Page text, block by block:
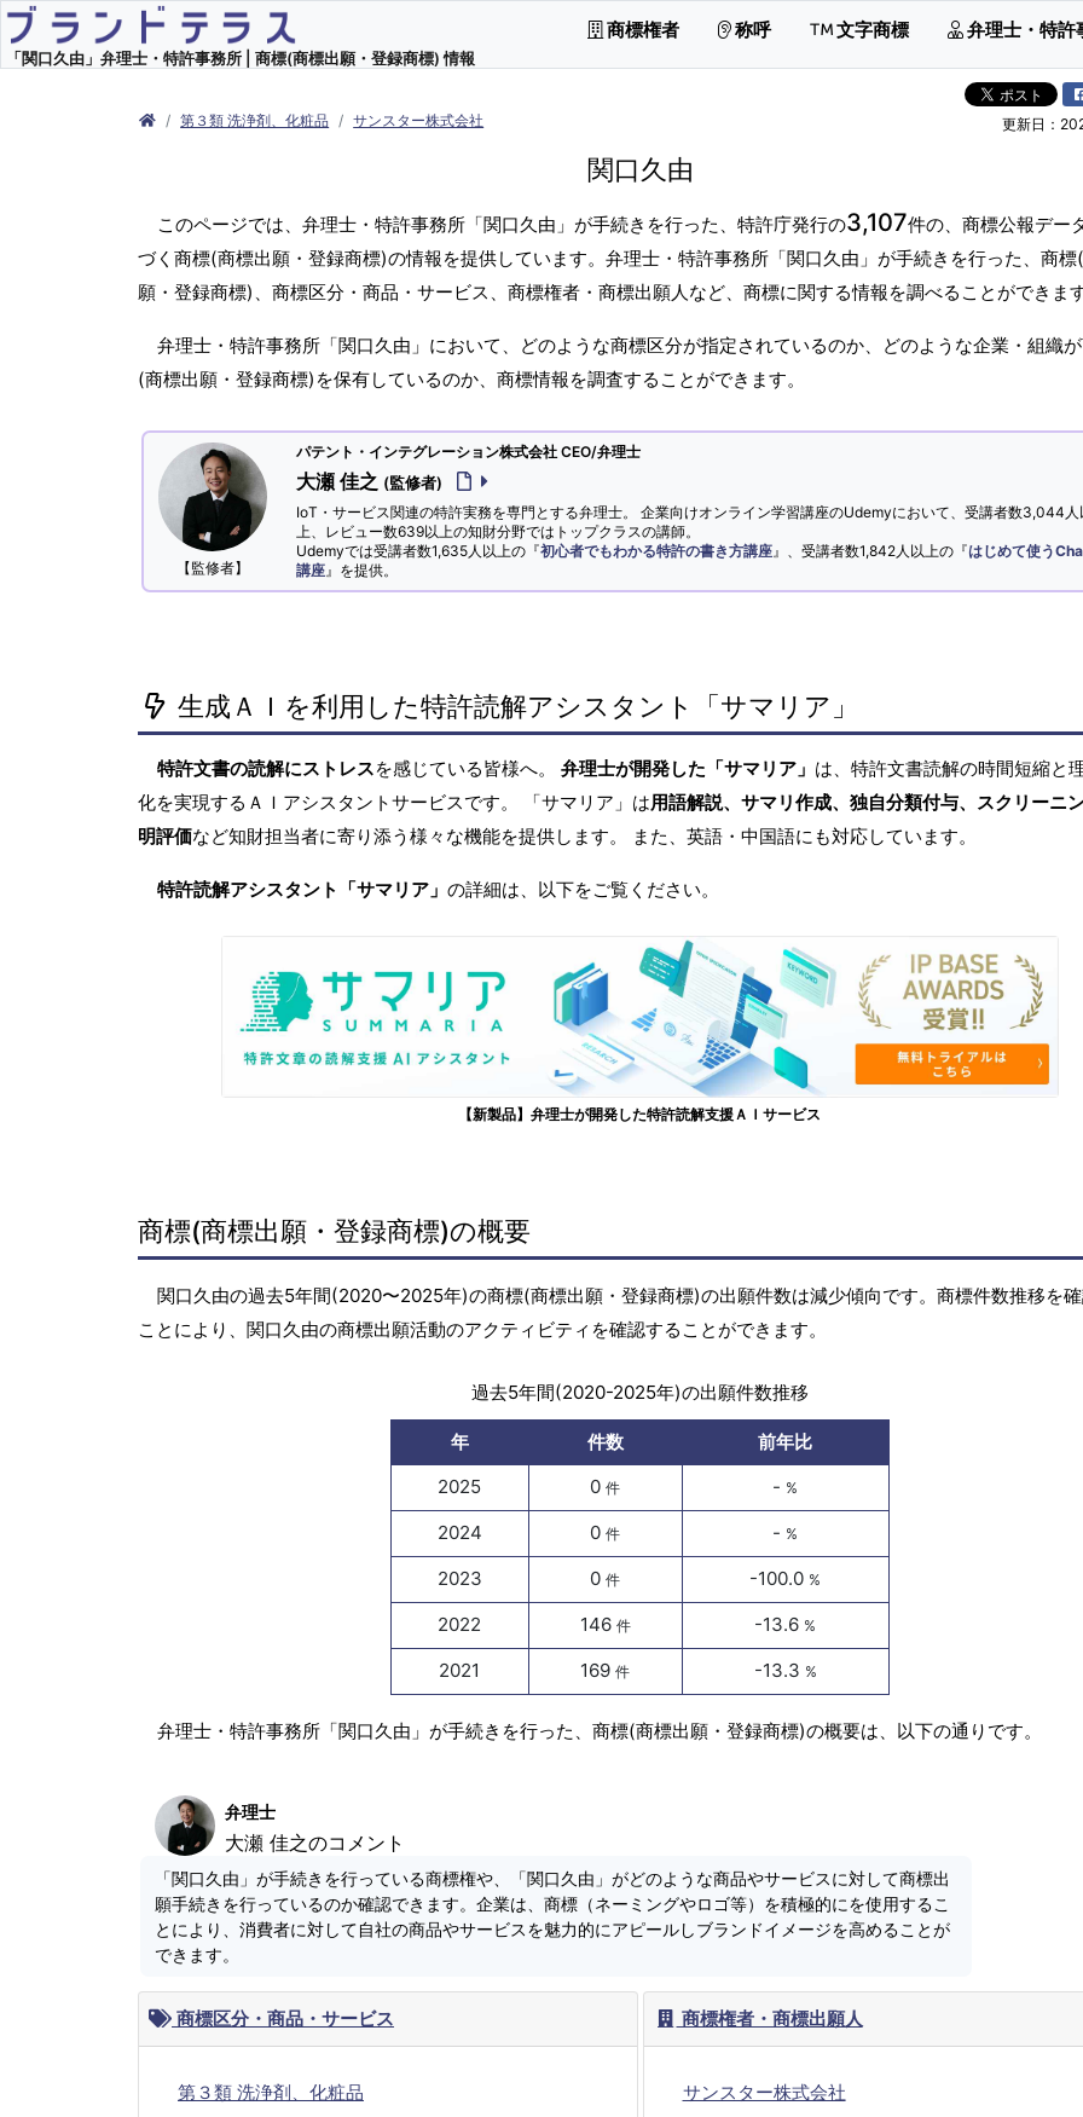
「関口久由」弁理士・特許事務所 | 商標(商標出願・登録商標) 情報
商標権者 称呼 文字商標 弁理士・特許
第３類 洗浄剤、化粧品 サンスター株式会社 更新日：
関口久由
このページでは、弁理士・特許事務所「関口久由」が手続きを行った、特許庁発行の3,107件の、商標公報デー
づく商標(商標出願・登録商標)の情報を提供しています。弁理士・特許事務所「関口久由」が手続きを行った、商標
願・登録商標)、商標区分・商品・サービス、商標権者・商標出願人など、商標に関する情報を調べることができま
弁理士・特許事務所「関口久由」において、どのような商標区分が指定されているのか、どのような企業・組織
(商標出願・登録商標)を保有しているのか、商標情報を調査することができます。
【監修者】
パテント・インテグレーション株式会社 CEO/弁理士
大瀬 佳之 (監修者)
IoT・サービス関連の特許実務を専門とする弁理士。 企業向けオンライン学習講座のUdemyにおいて、受講者数3,044人
上、レビュー数639以上の知財分野ではトップクラスの講師。
Udemyでは受講者数1,635人以上の『初心者でもわかる特許の書き方講座 』、受講者数1,842人以上の『はじめて使う
講座 』を提供。
生成ＡＩを利用した特許読解アシスタント「サマリア」
特許文書の読解にストレスを感じている皆様へ。 弁理士が開発した「サマリア」 は、特許文書読解の時間短縮と
化を実現するＡＩアシスタントサービスです。 「サマリア」は用語解説、サマリ作成、独自分類付与、スクリーニ
明評価など知財担当者に寄り添う様々な機能を提供します。 また、英語・中国語にも対応しています。
特許読解アシスタント「サマリア」 の詳細は、以下をご覧ください。
【新製品】弁理士が開発した特許読解支援ＡＩサービス
商標(商標出願・登録商標)の概要
関口久由の過去5年間(2020〜2025年)の商標(商標出願・登録商標)の出願件数は減少傾向です。商標件数推移を
ことにより、関口久由の商標出願活動のアクティビティを確認することができます。
過去5年間(2020-2025年)の出願件数推移
年 件数
前年比
2025
0件 - %
2024 0件 - %
2023 0件 -100.0 %
2022 146 件 -13.6 %
2021 169件 -13.3 %
弁理士・特許事務所「関口久由」が手続きを行った、商標(商標出願・登録商標)の概要は、以下の通りです。
弁理士
大瀬 佳之のコメント
「関口久由」が手続きを行っている商標権や、「関口久由」がどのような商品やサービスに対して商標出
願手続きを行っているのか確認できます。企業は、商標（ネーミングやロゴ等）を積極的にを使用するこ
とにより、消費者に対して自社の商品やサービスを魅力的にアピールしブランドイメージを高めることが
できます。
商標区分・商品・サービス
第３類 洗浄剤、化粧品
商標権者・商標出願人
サンスター株式会社